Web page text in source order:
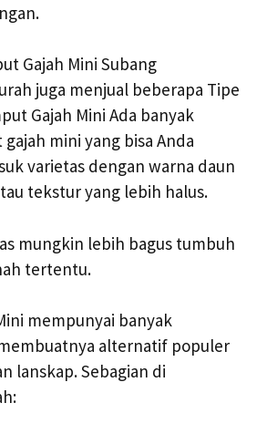
Gajah Mini Subang
juga menjual beberapa Tipe
Gajah Mini Ada banyak
mini yang bisa Anda
varietas dengan warna daun
tekstur yang lebih halus.
mungkin lebih bagus tumbuh
tertentu.
mempunyai banyak
alternatif populer
lanskap. Sebagian di